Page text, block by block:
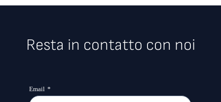
Resta in contatto con noi